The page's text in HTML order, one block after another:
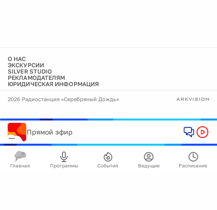
О НАС
ЭКСКУРСИИ
SILVER STUDIO
РЕКЛАМОДАТЕЛЯМ
ЮРИДИЧЕСКАЯ ИНФОРМАЦИЯ
2026 Радиостанция «Серебряный Дождь»
Прямой эфир
Главная Программы События Ведущие Расписание